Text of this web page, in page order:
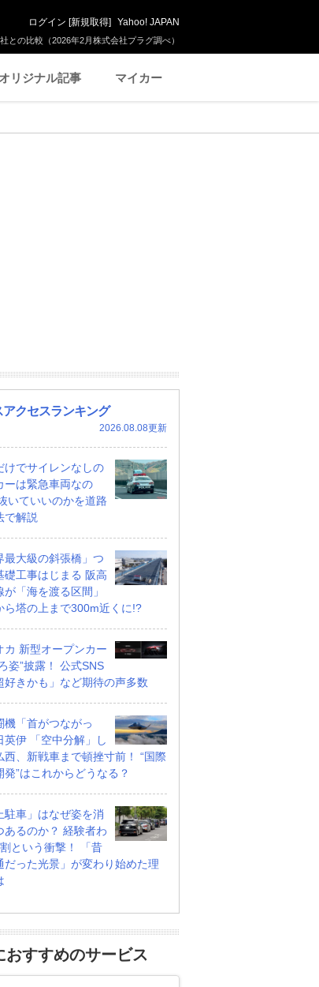
の比較（2026年2月株式会社プラグ調べ）
ログイン [新規取得] Yahoo! JAPAN
オリジナル記事 マイカー
アクセスランキング
2026.08.08更新
けでサイレンなしの
ーは緊急車両なの
いていいのかを道路
で解説
最大級の斜張橋」つ
礎工事はじまる 阪高
が「海を渡る区間」
ら塔の上まで300m近くに!?
カ 新型オープンカー
姿”披露！ 公式SNS
好きかも」など期待の声多数
機「首がつながっ
英伊 「空中分解」し
西、新戦車まで頓挫寸前！ “国際
発”はこれからどうなる？
駐車」はなぜ姿を消
あるのか？ 経験者わ
という衝撃！ 「昔
だった光景」が変わり始めた理
おすすめのサービス